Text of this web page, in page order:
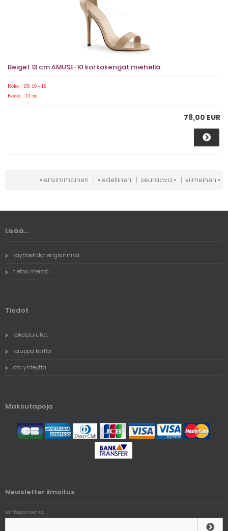
Beiget 13 cm AMUSE-10 korkokengät miehellä
Koko : US 10 - 16
Korko : 13 cm
78,00 EUR
« ensimmäinen | « edellinen | seuraava » | viimeinen »
Lisää...
käyttöehdot englanniksi
tietoa meistä
Tiedot
kokotaulukot
kauppa kartta
ota yhteyttä
Maksutapoja
Newsletter ilmoitus
Sähköpostiosoite: